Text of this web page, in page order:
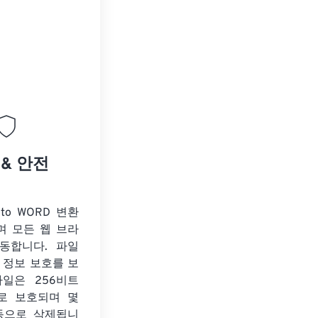
안전
WORD 변환
모든 웹 브라
합니다. 파일
보 보호를 보
일은 256비트
보호되며 몇
로 삭제됩니